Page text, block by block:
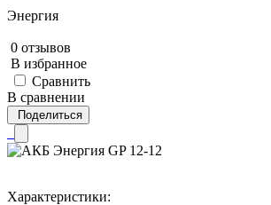
Энергия
0 отзывов
В избранное
Сравнить
В сравнении
Поделиться
Характеристики: